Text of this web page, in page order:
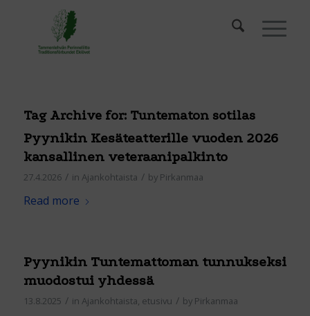
Tag Archive for: Tuntematon sotilas
Pyynikin Kesäteatterille vuoden 2026
kansallinen veteraanipalkinto
27.4.2026 / in Ajankohtaista / by Pirkanmaa
Read more
Pyynikin Tuntemattoman tunnukseksi
muodostui yhdessä
13.8.2025 / in Ajankohtaista, etusivu / by Pirkanmaa